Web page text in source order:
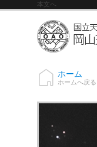
本文へ
ホーム
ホームへ戻る